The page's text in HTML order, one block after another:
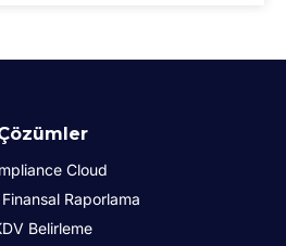
Cloud
Raporlama
Belirleme